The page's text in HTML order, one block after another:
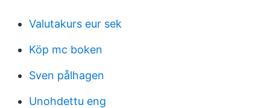
Valutakurs eur sek
Köp mc boken
Sven pålhagen
Unohdettu eng